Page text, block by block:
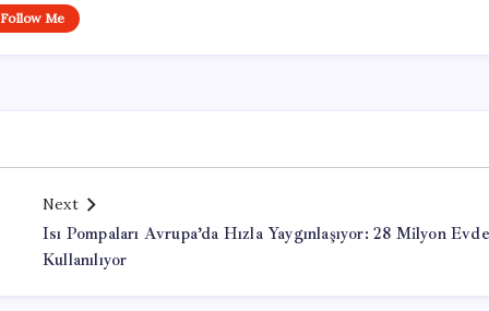
Follow Me
Next
Isı Pompaları Avrupa’da Hızla Yaygınlaşıyor: 28 Milyon Evde
Kullanılıyor